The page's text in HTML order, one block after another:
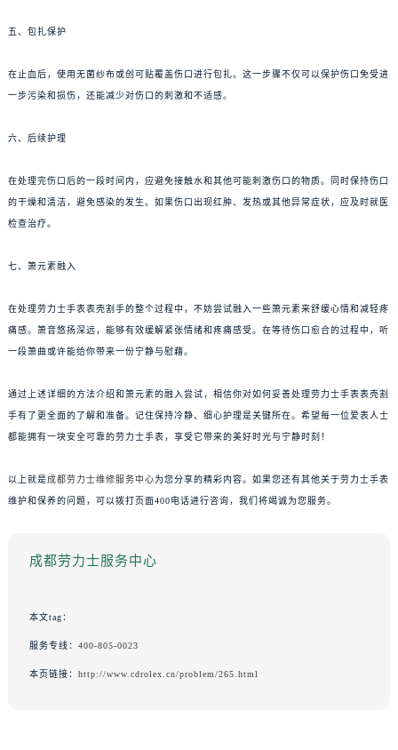
五、包扎保护
在止血后，使用无菌纱布或创可贴覆盖伤口进行包扎。这一步骤不仅可以保护伤口免受进
一步污染和损伤，还能减少对伤口的刺激和不适感。
六、后续护理
在处理完伤口后的一段时间内，应避免接触水和其他可能刺激伤口的物质。同时保持伤口
的干燥和清洁，避免感染的发生。如果伤口出现红肿、发热或其他异常症状，应及时就医
检查治疗。
七、箫元素融入
在处理劳力士手表表壳割手的整个过程中，不妨尝试融入一些箫元素来舒缓心情和减轻疼
痛感。箫音悠扬深远，能够有效缓解紧张情绪和疼痛感受。在等待伤口愈合的过程中，听
一段箫曲或许能给你带来一份宁静与慰藉。
通过上述详细的方法介绍和箫元素的融入尝试，相信你对如何妥善处理劳力士手表表壳割
手有了更全面的了解和准备。记住保持冷静、细心护理是关键所在。希望每一位爱表人士
都能拥有一块安全可靠的劳力士手表，享受它带来的美好时光与宁静时刻！
以上就是成都劳力士维修服务中心为您分享的精彩内容。如果您还有其他关于劳力士手表
维护和保养的问题，可以拨打页面400电话进行咨询，我们将竭诚为您服务。
成都劳力士服务中心
本文tag：
服务专线： 400-805-0023
本页链接： http://www.cdrolex.cn/problem/265.html